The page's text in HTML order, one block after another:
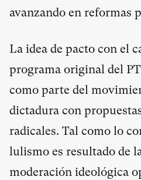
avanzando en reformas
La idea de pacto con el
programa original del
como parte del
dictadura con
radicales. Tal como lo
lulismo es resultado de
moderación ideológica